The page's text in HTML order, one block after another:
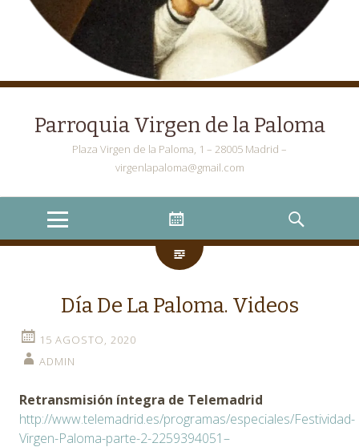
Parroquia Virgen de la Paloma
Plaza Virgen de la Paloma, 1 – 28005 Madrid –
virgenlapaloma@gmail.com
Menu
Widgets
Search
Día De La Paloma. Videos
15 AGOSTO, 2020
ADMIN
Retransmisión íntegra de Telemadrid
http://www.telemadrid.es/programas/especiales/Festividad-
Virgen-Paloma-parte-2-2259394051–